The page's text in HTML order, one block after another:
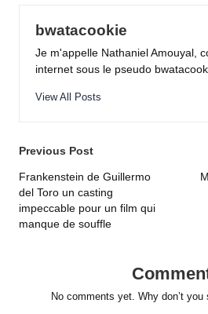
bwatacookie
Je m'appelle Nathaniel Amouyal,
internet sous le pseudo
View All Posts
Post
navigation
Previous Post
Frankenstein de Guillermo
del Toro un casting
impeccable pour un film qui
manque de souffle
No comments yet. Why don’t